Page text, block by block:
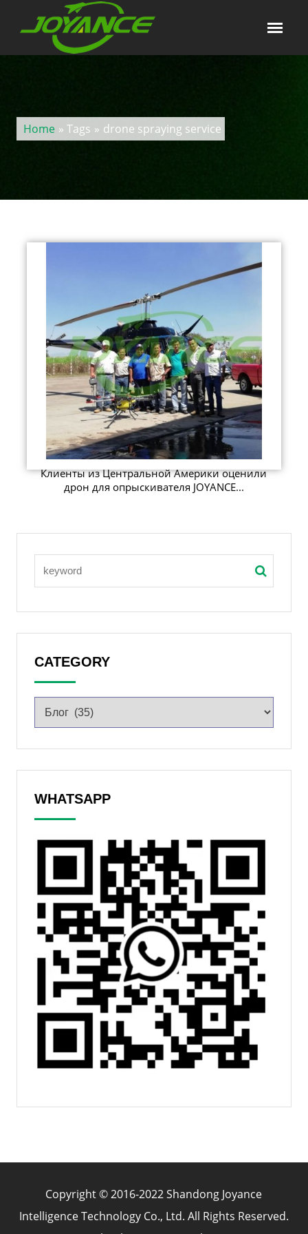
Home » Tags drone spraying service
»
Клиенты из Центральной Америки оценили
дрон для опрыскивателя JOYANCE...
CATEGORY
WHATSAPP
Copyright © 2016-2022 Shandong Joyance
Intelligence Technology Co., Ltd. All Rights Reserved.